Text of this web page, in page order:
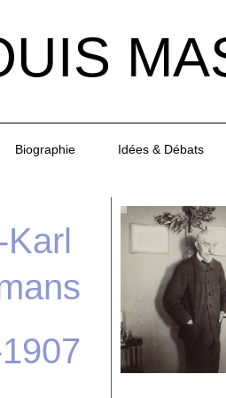
Biographie Idées & Débats